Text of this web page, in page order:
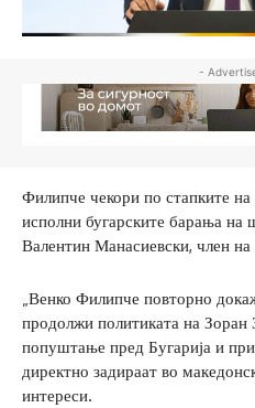
-
Филипче чекори по стапките на
исполни бугарските барања на
Валентин Манасиевски,
„Венко Филипче повторно
продолжи политиката на Зоран
попуштање пред Бугарија и
директно задираат во
интереси.